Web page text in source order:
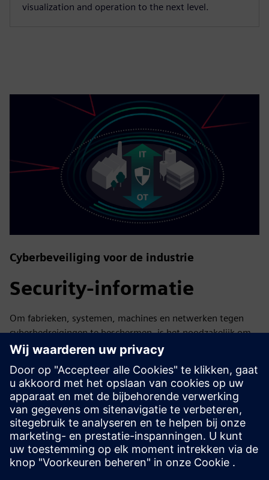
visualization and operation to the next level.
Cyberbeveiliging voor de industrie
Security-informatie
Om fabrieken, systemen, machines en netwerken tegen
cyberbedreigingen te beschermen, is het noodzakelijk om
een holistisch, ultramodern concept voor industriële
onderhouden. De producten en oplossingen van Siemens
vormen slechts één onderdeel van zo'n concept. Voor meer
informatie over industriële beveiliging kunt u terecht op.
Meer informatie